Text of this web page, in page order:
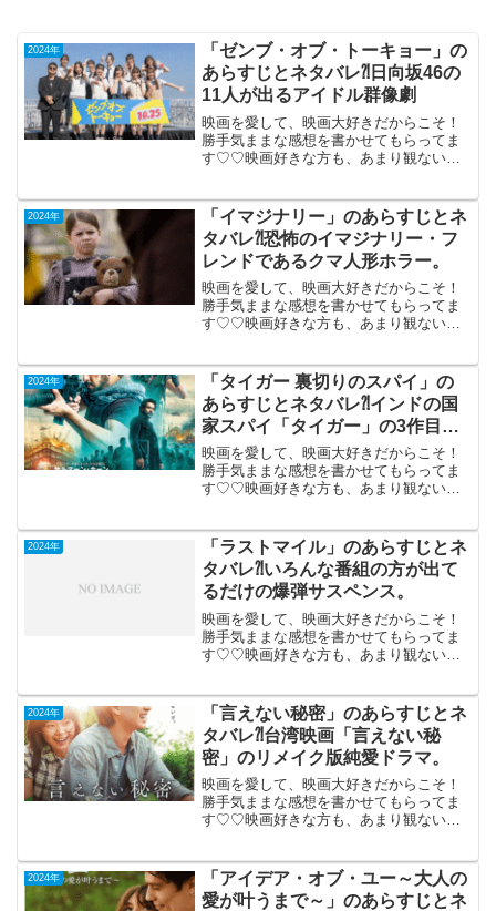
2024年
「ゼンブ・オブ・トーキョー」の
あらすじとネタバレ⁈日向坂46の
11人が出るアイドル群像劇
映画を愛して、映画大好きだからこそ！
勝手気ままな感想を書かせてもらってま
す♡♡映画好きな方も、あまり観ない方
（87分）日向坂46の11人が出るアイドル
群像劇...
2024年
「イマジナリー」のあらすじとネ
タバレ⁈恐怖のイマジナリー・フ
レンドであるクマ人形ホラー。
映画を愛して、映画大好きだからこそ！
勝手気ままな感想を書かせてもらってま
す♡♡映画好きな方も、あまり観ない方
イマジナリー・フレンドであるクマ人形
ホラー。...
2024年
「タイガー 裏切りのスパイ」の
あらすじとネタバレ⁈インドの国
家スパイ「タイガー」の3作目も
ド派手アクション。
映画を愛して、映画大好きだからこそ！
勝手気ままな感想を書かせてもらってま
す♡♡映画好きな方も、あまり観ない方
5月3日公開（156分）インドの国家スパイ
「...
2024年
「ラストマイル」のあらすじとネ
タバレ⁈いろんな番組の方が出て
るだけの爆弾サスペンス。
映画を愛して、映画大好きだからこそ！
勝手気ままな感想を書かせてもらってま
す♡♡映画好きな方も、あまり観ない方
組の方が出てるだけの爆弾サスペンス。
流通業...
2024年
「言えない秘密」のあらすじとネ
タバレ⁈台湾映画「言えない秘
密」のリメイク版純愛ドラマ。
映画を愛して、映画大好きだからこそ！
勝手気ままな感想を書かせてもらってま
す♡♡映画好きな方も、あまり観ない方
「言えない秘密」のリメイク版純愛ドラ
マ。ピア...
2024年
「アイデア・オブ・ユー～大人の
愛が叶うまで～」のあらすじとネ